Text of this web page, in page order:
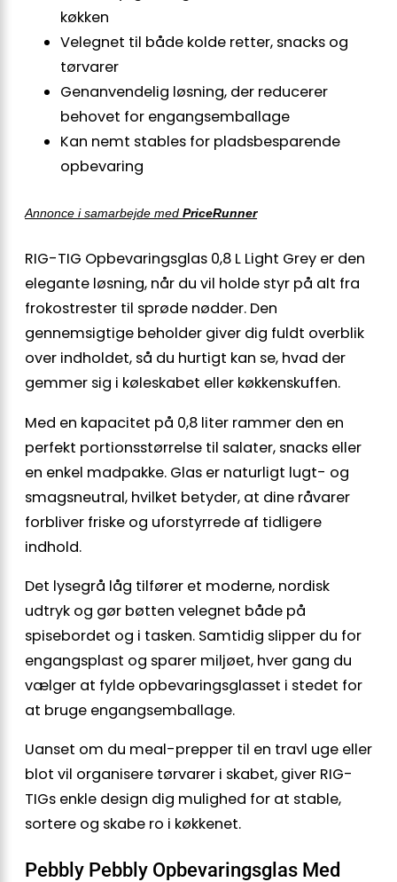
køkken
Velegnet til både kolde retter, snacks og
tørvarer
Genanvendelig løsning, der reducerer
behovet for engangsemballage
Kan nemt stables for pladsbesparende
opbevaring
Annonce i samarbejde med PriceRunner
RIG-TIG Opbevaringsglas 0,8 L Light Grey er den
elegante løsning, når du vil holde styr på alt fra
frokostrester til sprøde nødder. Den
gennemsigtige beholder giver dig fuldt overblik
over indholdet, så du hurtigt kan se, hvad der
gemmer sig i køleskabet eller køkkenskuffen.
Med en kapacitet på 0,8 liter rammer den en
perfekt portionsstørrelse til salater, snacks eller
en enkel madpakke. Glas er naturligt lugt- og
smagsneutral, hvilket betyder, at dine råvarer
forbliver friske og uforstyrrede af tidligere
indhold.
Det lysegrå låg tilfører et moderne, nordisk
udtryk og gør bøtten velegnet både på
spisebordet og i tasken. Samtidig slipper du for
engangsplast og sparer miljøet, hver gang du
vælger at fylde opbevaringsglasset i stedet for
at bruge engangsemballage.
Uanset om du meal-prepper til en travl uge eller
blot vil organisere tørvarer i skabet, giver RIG-
TIGs enkle design dig mulighed for at stable,
sortere og skabe ro i køkkenet.
Pebbly Pebbly Opbevaringsglas Med